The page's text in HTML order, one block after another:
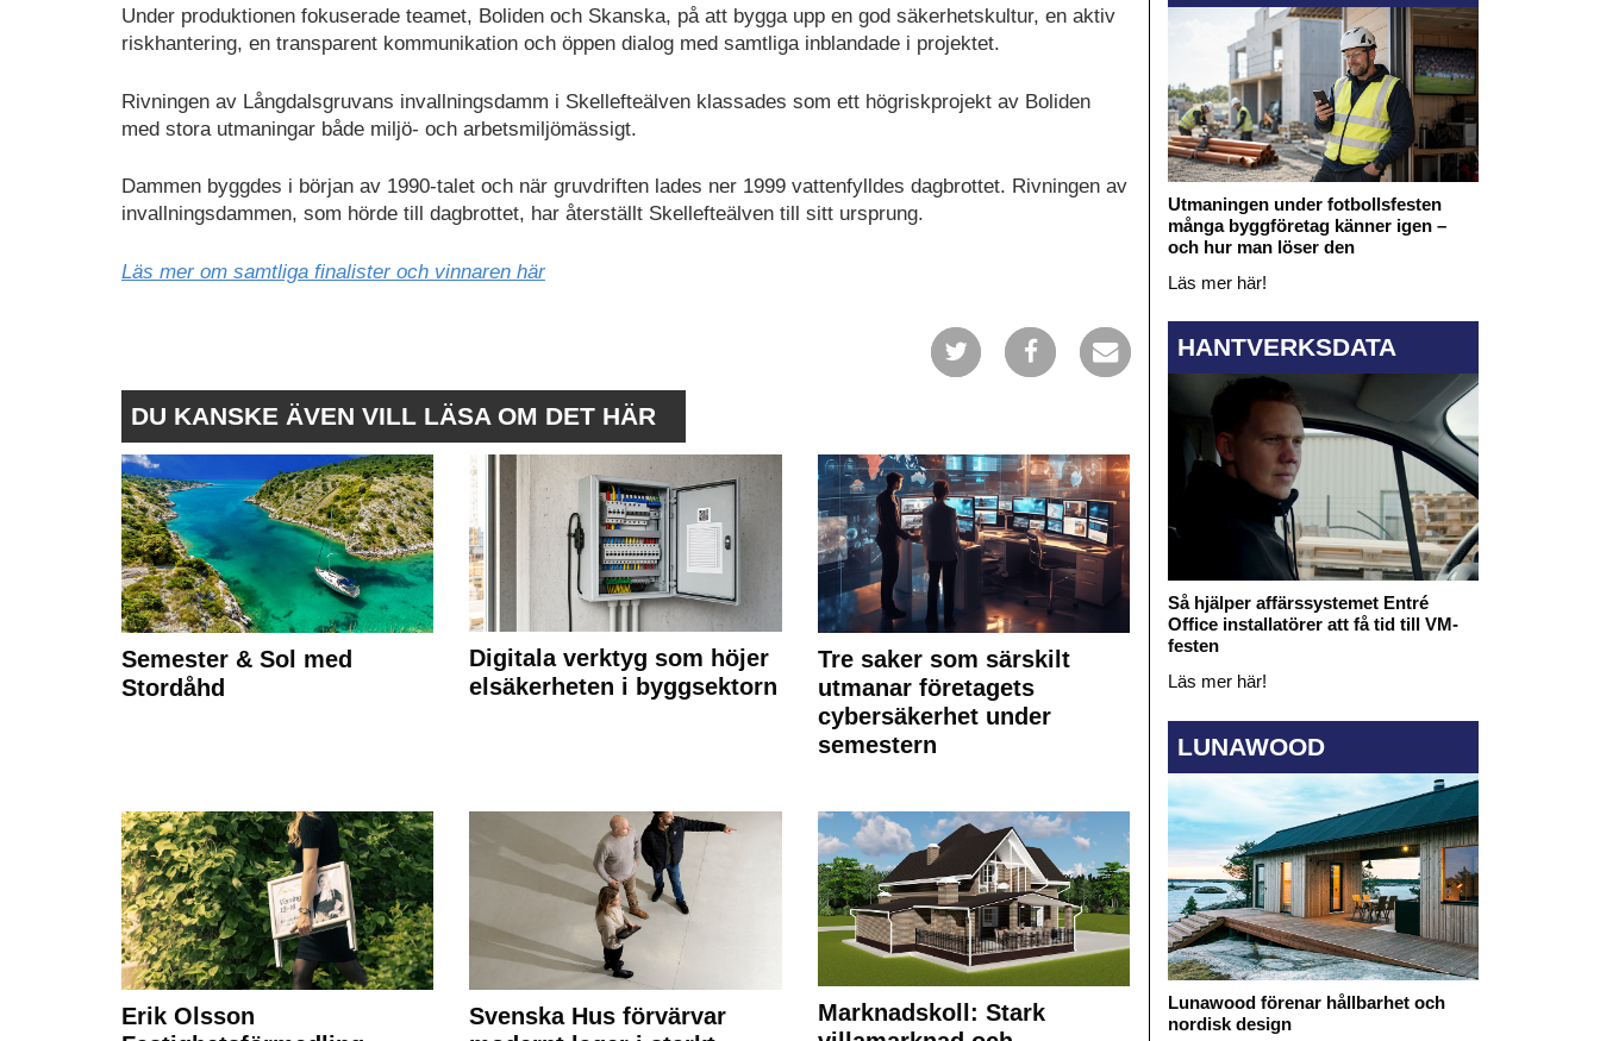
Under produktionen fokuserade teamet, Boliden och Skanska, på att bygga upp en god säkerhetskultur, en aktiv
riskhantering, en transparent kommunikation och öppen dialog med samtliga inblandade i projektet.
Rivningen av Långdalsgruvans invallningsdamm i Skellefteälven klassades som ett högriskprojekt av Boliden
med stora utmaningar både miljö- och arbetsmiljömässigt.
Dammen byggdes i början av 1990-talet och när gruvdriften lades ner 1999 vattenfylldes dagbrottet. Rivningen av
invallningsdammen, som hörde till dagbrottet, har återställt Skellefteälven till sitt ursprung.
Läs mer om samtliga finalister och vinnaren här
DU KANSKE ÄVEN VILL LÄSA OM DET HÄR
Semester & Sol med
Stordåhd
Digitala verktyg som höjer
elsäkerheten i byggsektorn
Tre saker som särskilt
utmanar företagets
cybersäkerhet under
semestern
Erik Olsson
Svenska Hus förvärvar
Marknadskoll: Stark
Utmaningen under fotbollsfesten
många byggföretag känner igen –
och hur man löser den
Läs mer här!
HANTVERKSDATA
Så hjälper affärssystemet Entré
Office installatörer att få tid till VM-
festen
Läs mer här!
LUNAWOOD
Lunawood förenar hållbarhet och
nordisk design